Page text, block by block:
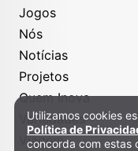
Jogos
Nós
Notícias
Projetos
Quem Inova
Variedades
Viagem
Política de
Utilizamos cookies
Política de
concorda com estas